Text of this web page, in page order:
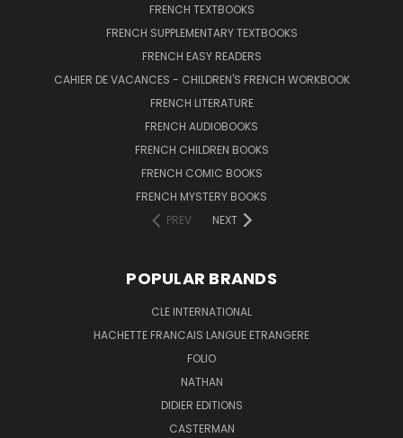
FRENCH TEXTBOOKS
FRENCH SUPPLEMENTARY TEXTBOOKS
FRENCH EASY READERS
CAHIER DE VACANCES - CHILDREN'S FRENCH WORKBOOK
FRENCH LITERATURE
FRENCH AUDIOBOOKS
FRENCH CHILDREN BOOKS
FRENCH COMIC BOOKS
FRENCH MYSTERY BOOKS
PREV
NEXT
POPULAR BRANDS
CLE INTERNATIONAL
HACHETTE FRANCAIS LANGUE ETRANGERE
FOLIO
NATHAN
DIDIER EDITIONS
CASTERMAN